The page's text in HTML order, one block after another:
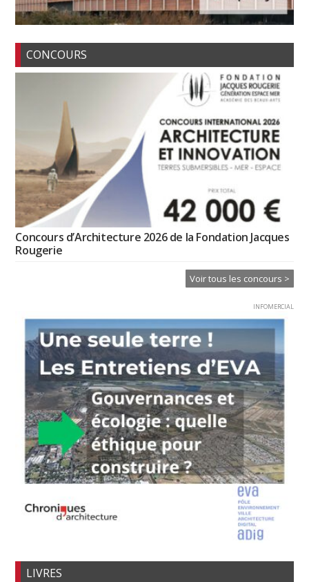
CONCOURS
Concours d’Architecture 2026 de la Fondation Jacques
Rougerie
Voir tous les concours >
INFOMERCIAL
LIVRES